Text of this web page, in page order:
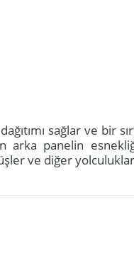
sağlar ve bir
arka panelin
ve diğer